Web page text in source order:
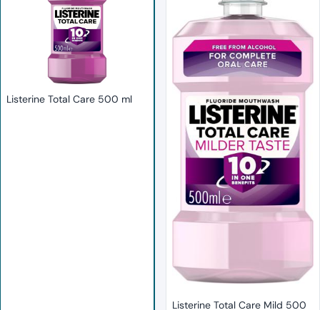
Listerine Total Care 500 ml
Listerine Total Care Mild 500